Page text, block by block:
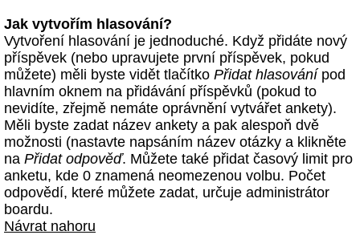
Jak vytvořím hlasování?
Vytvoření hlasování je jednoduché. Když přidáte nový
příspěvek (nebo upravujete první příspěvek, pokud
můžete) měli byste vidět tlačítko Přidat hlasovánípod
hlavním oknem na přidávání příspěvků (pokud to
nevidíte, zřejmě nemáte oprávnění vytvářet ankety).
Měli byste zadat název ankety a pak alespoň dvě
možnosti (nastavte napsáním název otázky a klikněte
na Přidat odpověď. Můžete také přidat časový limit pro
anketu, kde 0 znamená neomezenou volbu. Počet
odpovědí, které můžete zadat, určuje administrátor
boardu.
Návrat nahoru